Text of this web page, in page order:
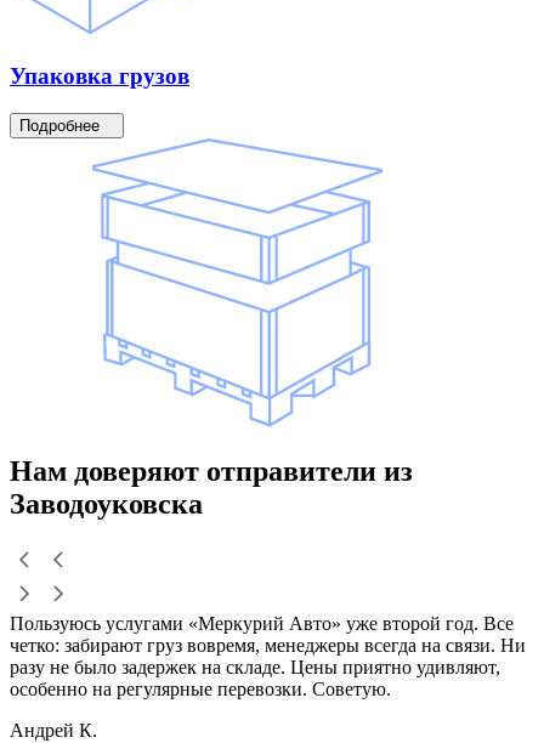
Упаковка грузов
Подробнее
Нам доверяют отправители из
Заводоуковска
Пользуюсь услугами «Меркурий Авто» уже второй год. Все
четко: забирают груз вовремя, менеджеры всегда на связи. Ни
разу не было задержек на складе. Цены приятно удивляют,
особенно на регулярные перевозки. Советую.
Андрей К.